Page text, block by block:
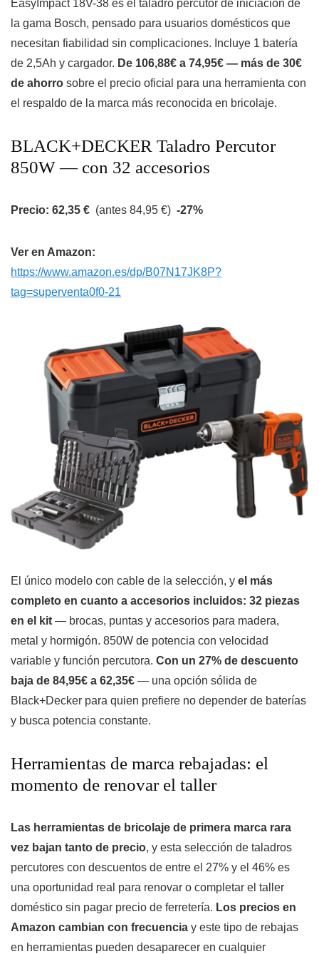
EasyImpact 18V-38 es el taladro percutor de iniciación de
la gama Bosch, pensado para usuarios domésticos que
necesitan fiabilidad sin complicaciones. Incluye 1 batería
de 2,5Ah y cargador. De 106,88€ a 74,95€ — más de 30€
de ahorro sobre el precio oficial para una herramienta con
el respaldo de la marca más reconocida en bricolaje.
BLACK+DECKER Taladro Percutor
850W — con 32 accesorios
Precio: 62,35 € (antes 84,95 €) -27%
Ver en Amazon:
https://www.amazon.es/dp/B07N17JK8P?
tag=superventa0f0-21
El único modelo con cable de la selección, y el más
completo en cuanto a accesorios incluidos: 32 piezas
en el kit — brocas, puntas y accesorios para madera,
metal y hormigón. 850W de potencia con velocidad
variable y función percutora. Con un 27% de descuento
baja de 84,95€ a 62,35€ — una opción sólida de
Black+Decker para quien prefiere no depender de baterías
y busca potencia constante.
Herramientas de marca rebajadas: el
momento de renovar el taller
Las herramientas de bricolaje de primera marca rara
vez bajan tanto de precio, y esta selección de taladros
percutores con descuentos de entre el 27% y el 46% es
una oportunidad real para renovar o completar el taller
doméstico sin pagar precio de ferretería. Los precios en
Amazon cambian con frecuencia y este tipo de rebajas
en herramientas pueden desaparecer en cualquier